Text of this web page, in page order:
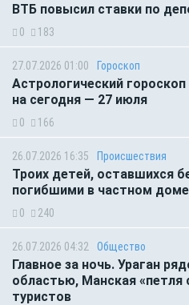
ВТБ повысил ставки по
0 183
27.07.2026 01:00 Гороскоп
Астрологический
на сегодня — 27 июля
0 166
26.07.2026 16:35 Происшествия
Троих детей, оставшихся
погибшими в частном доме
0 240
26.07.2026 04:32 Общество
Главное за ночь. Ураган
областью, Манская «петля
туристов